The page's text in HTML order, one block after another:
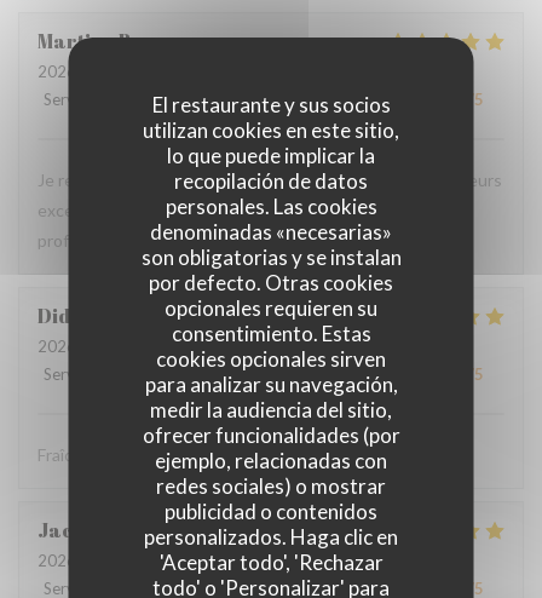
El restaurante y sus socios
utilizan cookies en este sitio,
lo que puede implicar la
recopilación de datos
personales. Las cookies
denominadas «necesarias»
son obligatorias y se instalan
por defecto. Otras cookies
opcionales requieren su
consentimiento. Estas
cookies opcionales sirven
para analizar su navegación,
medir la audiencia del sitio,
ofrecer funcionalidades (por
ejemplo, relacionadas con
redes sociales) o mostrar
publicidad o contenidos
personalizados. Haga clic en
'Aceptar todo', 'Rechazar
todo' o 'Personalizar' para
MartineB
2026-08-01
Servicio
Ambiente:5/5 Menú: 5/5 Calidad / Precio /5
Je recommande ce restaurant, la qualité des plats, les saveurs
exceptionnelles sans compter la gentillesse et
professionnalisme du personnel.
Didier
2026-08-01
- 12:30 - Invitados 4
Servicio
5/5 Calidad / Precio /5
Fraîcheur des produits
Jacques
2026-07-31
- 20:30 - Invitados 2
Servicio
Ambiente: 5/5 Menú: 5/5 Calidad / Precio /5